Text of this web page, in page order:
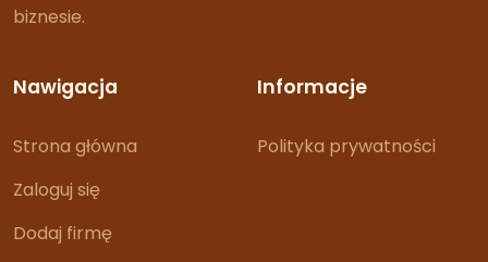
biznesie.
Nawigacja
Strona główna
Zaloguj się
Dodaj firmę
Informacje
Polityka prywatności